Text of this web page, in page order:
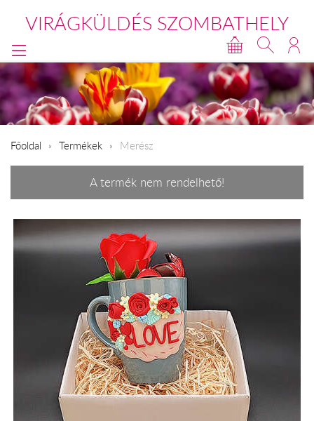
VIRÁGKÜLDÉS SZOMBATHELY
Főoldal Termékek Merész
A termék nem rendelhető!